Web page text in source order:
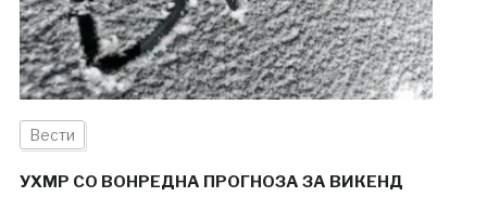
Вести
УХМР СО ВОНРЕДНА ПРОГНОЗА ЗА ВИКЕНД